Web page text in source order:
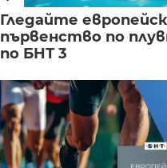
Гледайте
първенство по
по БНТ 3